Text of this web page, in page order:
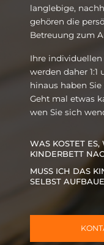
langlebige,
gehören die
Betreuung zum
Ihre
werden daher
hinaus haben
Geht mal etwas
wen Sie sich
WAS KOSTET
KINDERBETT
Die Frage nach
pauschal
MUSS ICH DAS
ELBST